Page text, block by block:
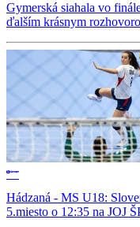
Gymerská siahala vo
ďalším krásnym
Hádzaná - MS U18:
5.miesto o 12:35 na JOJ